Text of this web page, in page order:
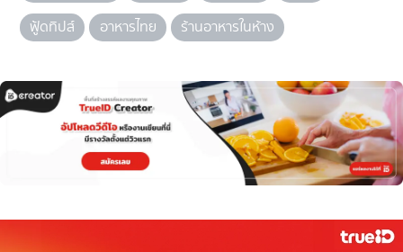
ฟู้ดทิปส์
อาหารไทย ร้านอาหารในห้าง